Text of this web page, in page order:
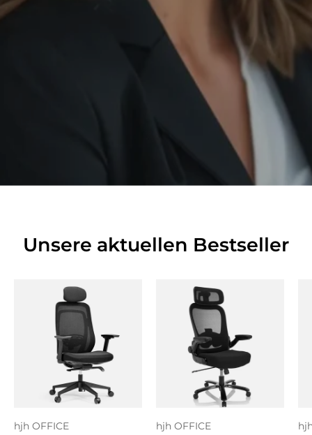
Unsere aktuellen Bestseller
hjh OFFICE hjh OFFICE